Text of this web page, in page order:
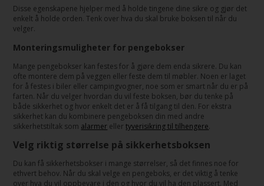
Disse egenskapene hjelper med å holde tingene dine sikre og gjør det
enkelt å holde orden. Tenk over hva du skal bruke boksen til når du
velger.
Monteringsmuligheter for pengebokser
Mange pengebokser kan festes for å gjøre dem enda sikrere. Du kan
ofte montere dem på veggen eller feste dem til møbler. Noen er laget
for å festes i biler eller campingvogner, noe som er smart når du er på
farten. Når du velger hvordan du vil feste boksen, bør du tenke på
både sikkerhet og hvor enkelt det er å få tilgang til den. For ekstra
sikkerhet kan du kombinere pengeboksen din med andre
sikkerhetstiltak som alarmer ellertyverisikring til tilhengere.
Velg riktig størrelse på sikkerhetsboksen
Du kan få sikkerhetsbokser i mange størrelser, så det finnes noe for
ethvert behov. Når du skal velge en pengeboks, er det viktig å tenke
over hva du vil oppbevare i den og hvor du vil ha den plassert. Med